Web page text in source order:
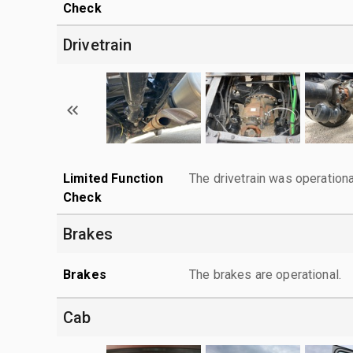
Check
Drivetrain
Limited Function
Check
The drivetrain was
Brakes
Brakes The brakes are operational.
Cab